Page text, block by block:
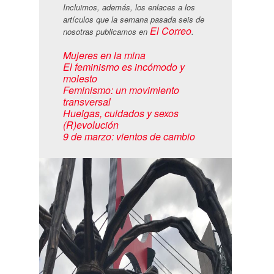
Incluimos, además, los enlaces a los
artículos que la semana pasada seis de
nosotras publicamos en El Correo.
Mujeres en la mina
El feminismo es incómodo y
molesto
Feminismo: un movimiento
transversal
Huelgas, cuidados y sexos
(R)evolución
9 de marzo: vientos de cambio